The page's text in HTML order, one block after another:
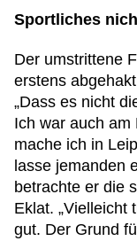
Sportliches
Der umstrittene
erstens
„Dass es nicht
Ich war auch am
mache ich in
lasse jemanden
betrachte er die
Eklat. „Vielleicht
gut. Der Grund